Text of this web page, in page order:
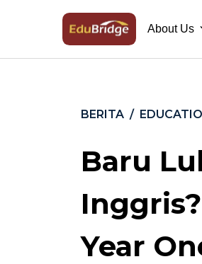
About Us
BERITA
Baru
Year